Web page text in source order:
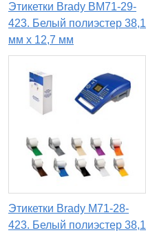
Этикетки Brady BM71-29-
423. Белый полиэстер 38,1
мм х 12,7 мм
Этикетки Brady M71-28-
423. Белый полиэстер 38,1